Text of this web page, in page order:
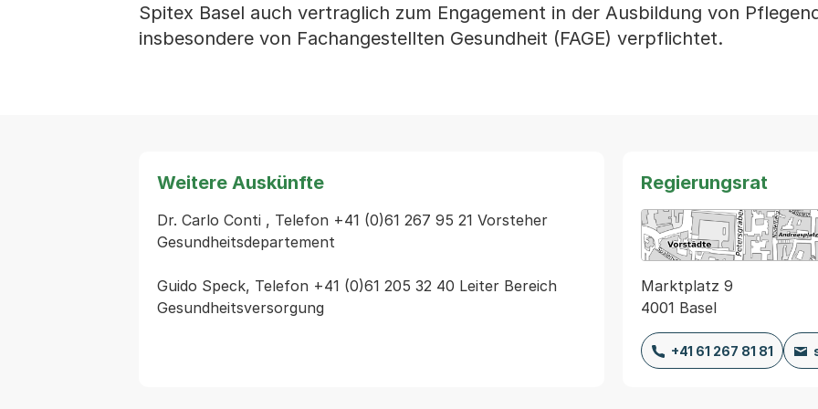
Spitex Basel auch vertraglich zum Engagement in der Ausbildung von
insbesondere von Fachangestellten Gesundheit (FAGE) verpflichtet.
Weitere Auskünfte
Dr. Carlo Conti , Telefon +41 (0)61 267 95 21 Vorsteher
Gesundheitsdepartement
Guido Speck, Telefon +41 (0)61 205 32 40 Leiter Bereich
Gesundheitsversorgung
Regierungsrat
Marktplatz 9
4001 Basel
+41 61 267 81 81